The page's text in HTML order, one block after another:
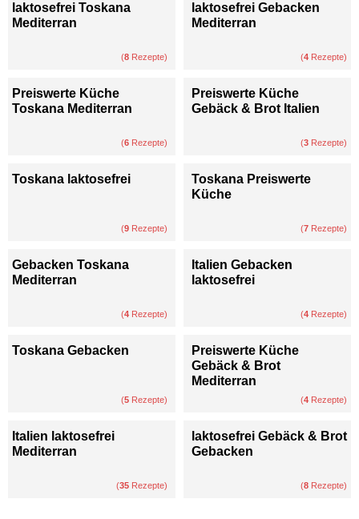
laktosefrei Toskana
Mediterran
(8 Rezepte)
laktosefrei Gebacken
Mediterran
(4 Rezepte)
Preiswerte Küche
Toskana Mediterran
(6 Rezepte)
Preiswerte Küche
Gebäck & Brot Italien
(3 Rezepte)
Toskana laktosefrei
(9 Rezepte)
Toskana Preiswerte
Küche
(7 Rezepte)
Gebacken Toskana
Mediterran
(4 Rezepte)
Italien Gebacken
laktosefrei
(4 Rezepte)
Toskana Gebacken
(5 Rezepte)
Preiswerte Küche
Gebäck & Brot
Mediterran
(4 Rezepte)
Italien laktosefrei
Mediterran
(35 Rezepte)
laktosefrei Gebäck & Brot
Gebacken
(8 Rezepte)